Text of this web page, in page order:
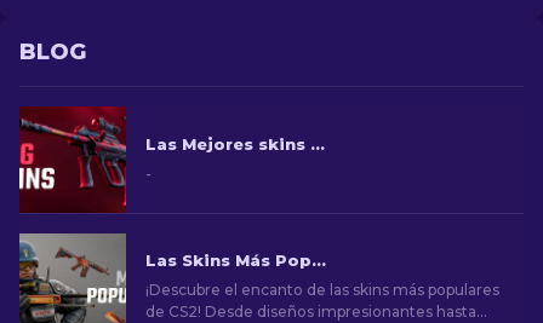
BLOG
Las Mejores skins AUG CS2 en todos los precios [2026]
-
Las Skins Más Populares en CS2
¡Descubre el encanto de las skins más populares
de CS2! Desde diseños impresionantes hasta